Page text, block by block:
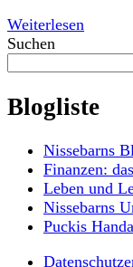
Weiterlesen
Suchen
Blogliste
Nissebarns
Finanzen:
Leben und
Nissebarns
Puckis